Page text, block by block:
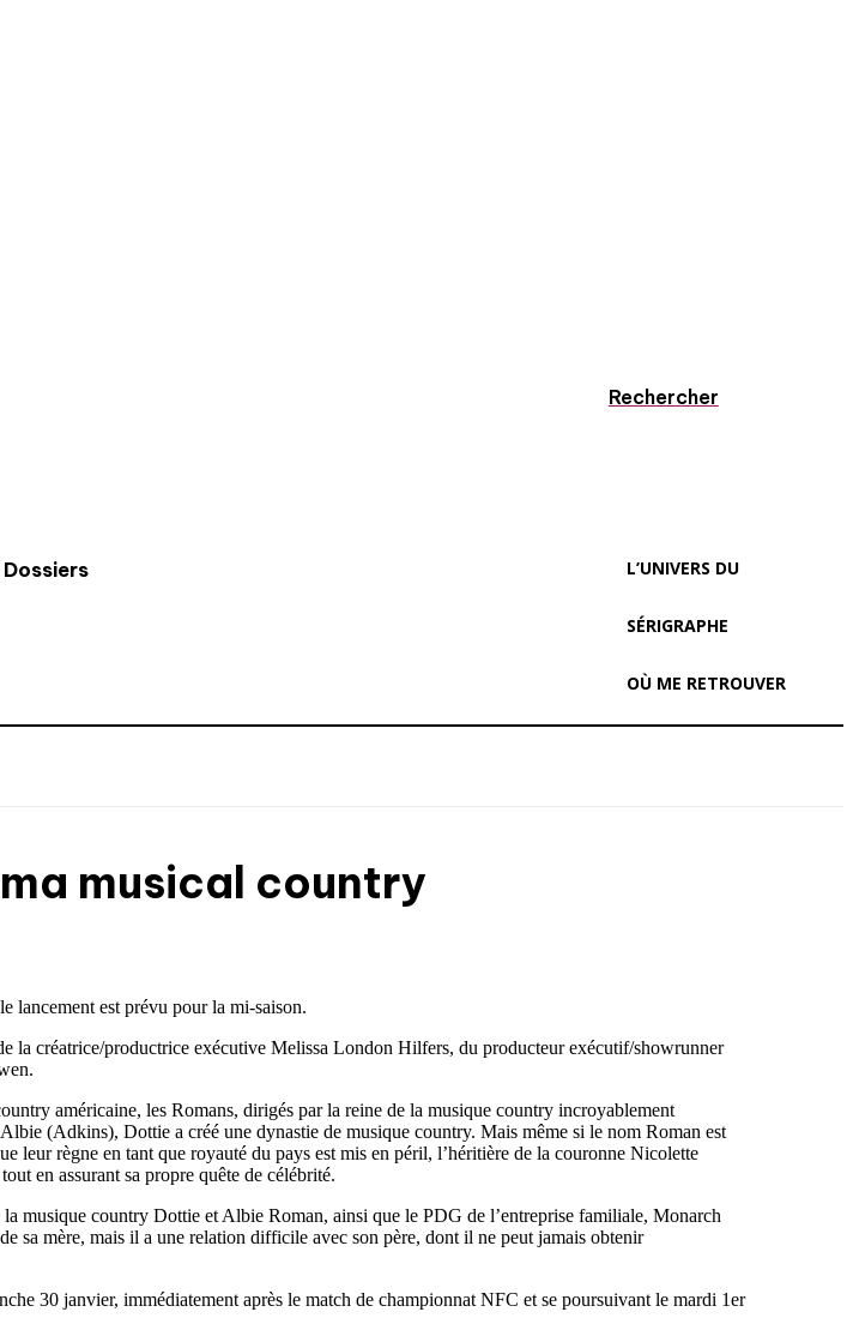
Dossiers
Rechercher
L’UNIVERS DU
SÉRIGRAPHE
OÙ ME RETROUVER
musical country
lancement est prévu pour la mi-saison.
la créatrice/productrice exécutive Melissa London Hilfers, du producteur exécutif/showrunner
américaine, les Romans, dirigés par la reine de la musique country incroyablement
(Adkins), Dottie a créé une dynastie de musique country. Mais même si le nom Roman est
leur règne en tant que royauté du pays est mis en péril, l’héritière de la couronne Nicolette
en assurant sa propre quête de célébrité.
musique country Dottie et Albie Roman, ainsi que le PDG de l’entreprise familiale, Monarch
sa mère, mais il a une relation difficile avec son père, dont il ne peut jamais obtenir
30 janvier, immédiatement après le match de championnat NFC et se poursuivant le mardi 1er